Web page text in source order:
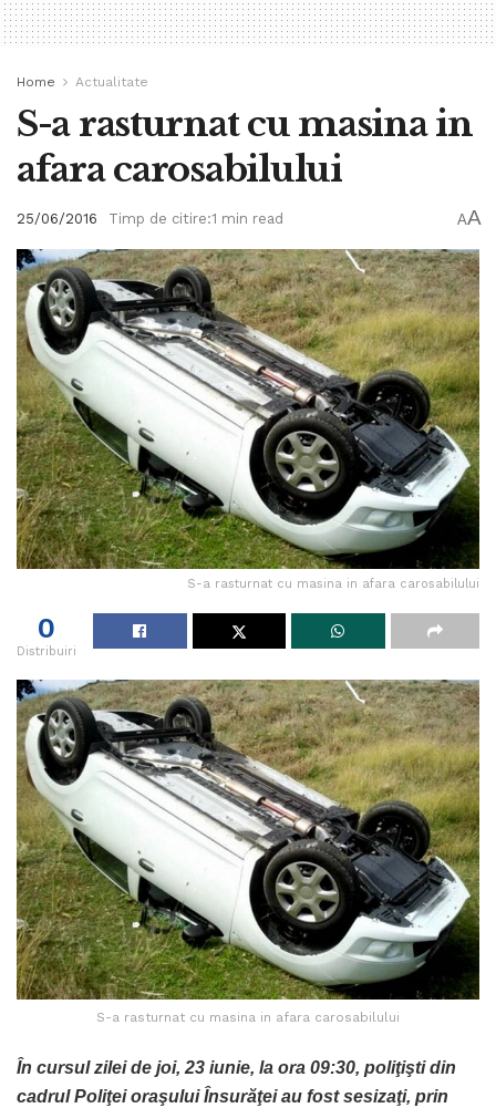
Home Actualitate
S-a rasturnat cu masina in
afara carosabilului
25/06/2016 Timp de citire:1 min read AA
S-a rasturnat cu masina in afara carosabilului
0
Distribuiri
S-a rasturnat cu masina in afara carosabilului
În cursul zilei de joi, 23 iunie, la ora 09:30, poliţişti din
cadrul Poliţei oraşului Însurăţei au fost sesizaţi, prin